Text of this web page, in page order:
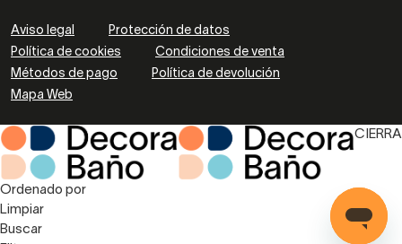
Aviso legal
Protección de datos
Política de cookies
Condiciones de venta
Métodos de pago
Política de devolución
Mapa Web
CIERRA
Ordenado por
Limpiar
Buscar